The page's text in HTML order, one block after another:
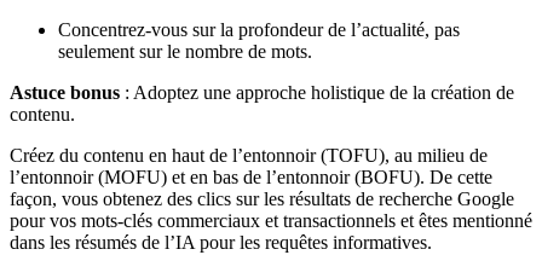
Concentrez-vous sur la profondeur de l’actualité, pas
seulement sur le nombre de mots.
Astuce bonus : Adoptez une approche holistique de la création de
contenu.
Créez du contenu en haut de l’entonnoir (TOFU), au milieu de
l’entonnoir (MOFU) et en bas de l’entonnoir (BOFU). De cette
façon, vous obtenez des clics sur les résultats de recherche Google
pour vos mots-clés commerciaux et transactionnels et êtes mentionné
dans les résumés de l’IA pour les requêtes informatives.